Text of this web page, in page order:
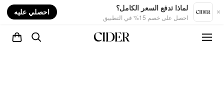
لماذا تدفع السعر الكامل؟
احصل على خصم 15% في التطبيق
احصلي عليه